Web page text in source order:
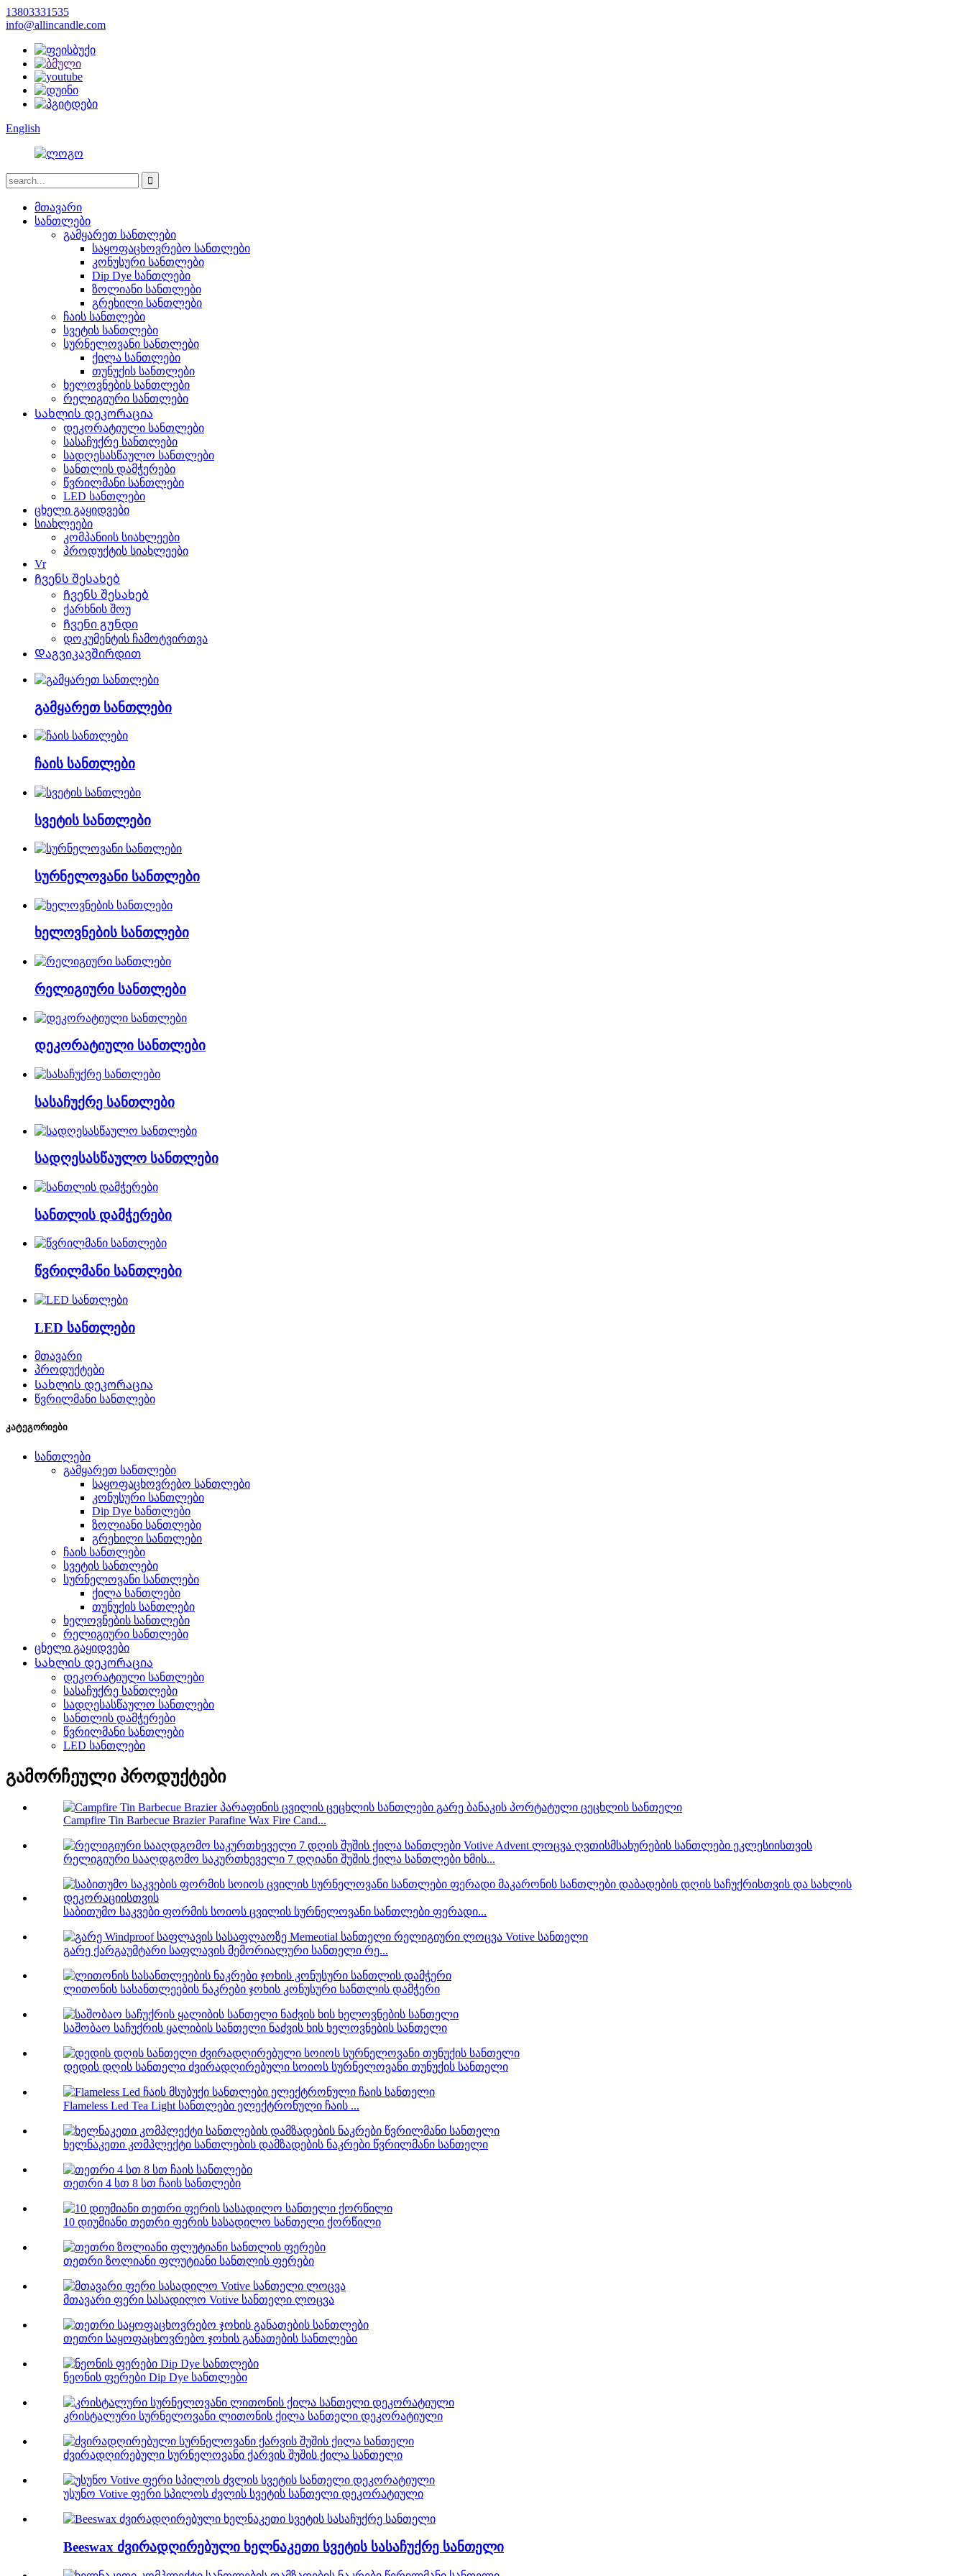
13803331535
info@allincandle.com
English
მთავარი
სანთლები
გამყარეთ სანთლები
საყოფაცხოვრებო სანთლები
კონუსური სანთლები
Dip Dye სანთლები
ზოლიანი სანთლები
გრეხილი სანთლები
ჩაის სანთლები
სვეტის სანთლები
სურნელოვანი სანთლები
ქილა სანთლები
თუნუქის სანთლები
ხელოვნების სანთლები
რელიგიური სანთლები
Სახლის დეკორაცია
დეკორატიული სანთლები
სასაჩუქრე სანთლები
სადღესასწაულო სანთლები
სანთლის დამჭერები
წვრილმანი სანთლები
LED სანთლები
ცხელი გაყიდვები
სიახლეები
კომპანიის სიახლეები
პროდუქტის სიახლეები
Vr
Ჩვენს შესახებ
Ჩვენს შესახებ
ქარხნის შოუ
Ჩვენი გუნდი
დოკუმენტის ჩამოტვირთვა
Დაგვიკავშირდით
გამყარეთ სანთლები
ჩაის სანთლები
სვეტის სანთლები
სურნელოვანი სანთლები
ხელოვნების სანთლები
რელიგიური სანთლები
დეკორატიული სანთლები
სასაჩუქრე სანთლები
სადღესასწაულო სანთლები
სანთლის დამჭერები
წვრილმანი სანთლები
LED სანთლები
მთავარი
პროდუქტები
Სახლის დეკორაცია
წვრილმანი სანთლები
კატეგორიები
სანთლები
გამყარეთ სანთლები
საყოფაცხოვრებო სანთლები
კონუსური სანთლები
Dip Dye სანთლები
ზოლიანი სანთლები
გრეხილი სანთლები
ჩაის სანთლები
სვეტის სანთლები
სურნელოვანი სანთლები
ქილა სანთლები
თუნუქის სანთლები
ხელოვნების სანთლები
რელიგიური სანთლები
ცხელი გაყიდვები
Სახლის დეკორაცია
დეკორატიული სანთლები
სასაჩუქრე სანთლები
სადღესასწაულო სანთლები
სანთლის დამჭერები
წვრილმანი სანთლები
LED სანთლები
გამორჩეული პროდუქტები
Campfire Tin Barbecue Brazier Parafine Wax Fire Cand...
რელიგიური სააღდგომო საკურთხეველი 7 დღიანი შუშის ქილა სანთლები ხმის...
საბითუმო საკვები ფორმის სოიოს ცვილის სურნელოვანი სანთლები ფერადი...
გარე ქარგაუმტარი საფლავის მემორიალური სანთელი რე...
ლითონის სასანთლეების ნაკრები ჯოხის კონუსური სანთლის დამჭერი
საშობაო საჩუქრის ყალიბის სანთელი ნაძვის ხის ხელოვნების სანთელი
დედის დღის სანთელი ძვირადღირებული სოიოს სურნელოვანი თუნუქის სანთელი
Flameless Led Tea Light სანთლები ელექტრონული ჩაის ...
ხელნაკეთი კომპლექტი სანთლების დამზადების ნაკრები წვრილმანი სანთელი
თეთრი 4 სთ 8 სთ ჩაის სანთლები
10 დიუმიანი თეთრი ფერის სასადილო სანთელი ქორწილი
თეთრი ზოლიანი ფლუტიანი სანთლის ფერები
მთავარი ფერი სასადილო Votive სანთელი ლოცვა
თეთრი საყოფაცხოვრებო ჯოხის განათების სანთლები
ნეონის ფერები Dip Dye სანთლები
კრისტალური სურნელოვანი ლითონის ქილა სანთელი დეკორატიული
ძვირადღირებული სურნელოვანი ქარვის შუშის ქილა სანთელი
უსუნო Votive ფერი სპილოს ძვლის სვეტის სანთელი დეკორატიული
Beeswax ძვირადღირებული ხელნაკეთი სვეტის სასაჩუქრე სანთელი